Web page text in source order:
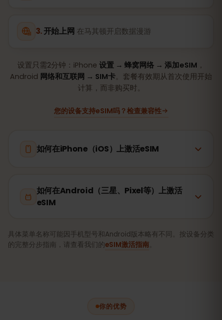
开始上网 在马其顿开启数据漫游
设置只需2分钟：iPhone 设置 → 蜂窝网络 → 添加eSIM ，
Android 网络和互联网 → SIM卡 。套餐有效期从首次使用开始
计算，而非购买时。
您的设备支持eSIM吗？检查兼容性
如何在iPhone（iOS）上激活eSIM
如何在Android（三星、Pixel等）上激活
eSIM
具体菜单名称可能因手机型号和Android版本略有不同。按设备分类
的完整分步指南，请查看我们的eSIM激活指南
你的优势